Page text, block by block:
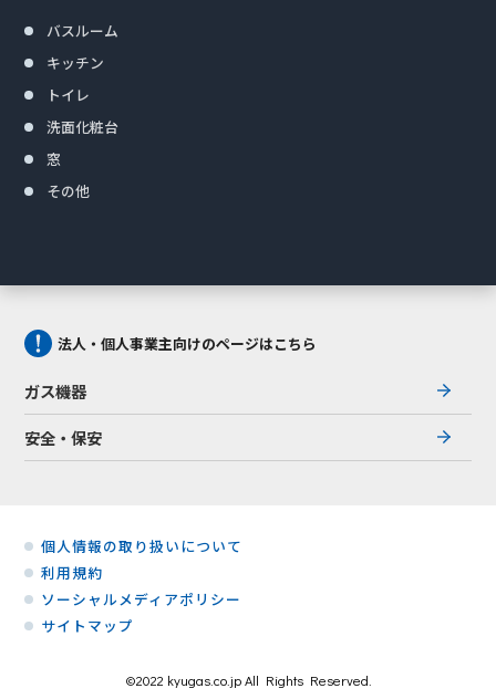
バスルーム
キッチン
トイレ
洗面化粧台
窓
その他
法人・個人事業主向けのページはこちら
ガス機器
安全・保安
個人情報の取り扱いについて
利用規約
ソーシャルメディアポリシー
サイトマップ
©2022 kyugas.co.jp All Rights Reserved.